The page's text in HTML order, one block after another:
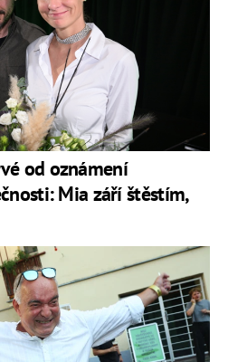
od oznámení
Mia září štěstím,